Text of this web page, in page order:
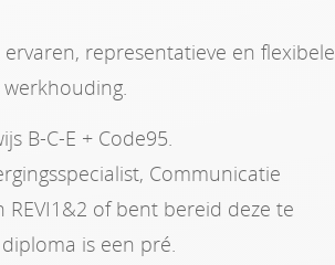
representatieve en flexibele
B-C-E + Code95.
Communicatie
of bent bereid deze te
is een pré.